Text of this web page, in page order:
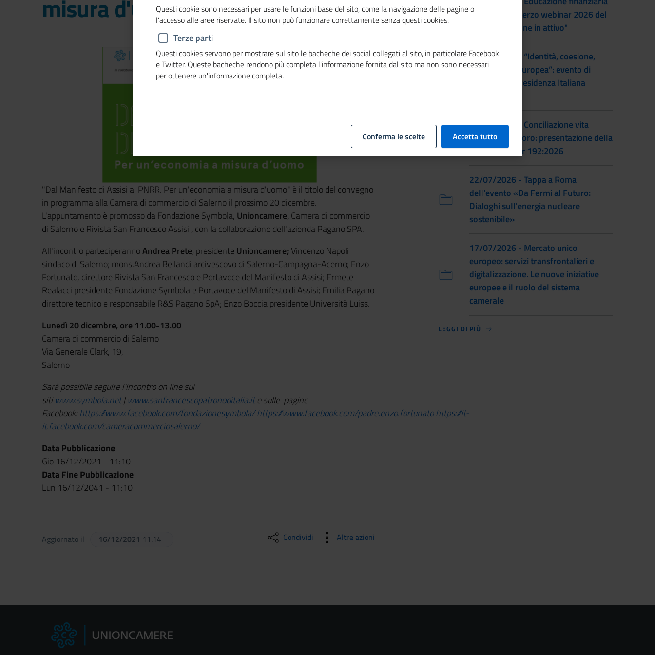
misura d'uomo"
"Dal Manifesto di Assisi al PNRR. Per un'economia a misura d'uomo" è il titolo del convegno
in programma alla Camera di commercio di Salerno il prossimo 20 dicembre.
L'appuntamento è promosso da Fondazione Symbola, Unioncamere, Camera di commercio
di Salerno e Rivista San Francesco Assisi , con la collaborazione dell'azienda Pagano SPA.
All'incontro parteciperannoAndrea Prete, presidente Unioncamere; Vincenzo Napoli
sindaco di Salerno; mons.Andrea Bellandi arcivescovo di Salerno-Campagna-Acerno; Enzo
Fortunato, direttore Rivista San Francesco e Portavoce del Manifesto di Assisi; Ermete
Realacci presidente Fondazione Symbola e Portavoce del Manifesto di Assisi; Emilia Pagano
direttore tecnico e responsabile R&S Pagano SpA; Enzo Boccia presidente Università Luiss.
Lunedì 20 dicembre, ore 11.00-13.00
Camera di commercio di Salerno
Via Generale Clark, 19,
Salerno
Sarà possibile seguire l’incontro on line sui
siti www.symbola.net|www.sanfrancescopatronoditalia.ite sulle pagine
Facebook:https://www.facebook.com/fondazionesymbola/https://www.facebook.com/padre.enzo.fortunatohttps://it-
it.facebook.com/cameracommerciosalerno/
Data Pubblicazione
Gio 16/12/2021 - 11:10
Data Fine Pubblicazione
Lun 16/12/2041 - 11:10
Aggiornato il 16/12/2021 11:14 Condividi Altre azioni
al femminile: terzo webinar 2026 del
progetto "Donne in attivo"
28/07/2026 - “Identità, coesione,
integrazione europea”: evento di
lancio della Presidenza Italiana
22/07/2026 - Conciliazione vita
familiare e lavoro: presentazione della
prassi UNI/Pdr 192:2026
22/07/2026 - Tappa a Roma
dell'evento «Da Fermi al Futuro:
Dialoghi sull'energia nucleare
sostenibile»
17/07/2026 - Mercato unico
europeo: servizi transfrontalieri e
digitalizzazione. Le nuove iniziative
europee e il ruolo del sistema
camerale
LEGGI DI PIÙ
Questi cookie sono necessari per usare le funzioni base del sito, come la navigazione delle pagine o
l'accesso alle aree riservate. Il sito non può funzionare correttamente senza questi cookies.
Terze parti
Questi cookies servono per mostrare sul sito le bacheche dei social collegati al sito, in particolare Facebook
e Twitter. Queste bacheche rendono più completa l'informazione fornita dal sito ma non sono necessari
per ottenere un'informazione completa.
Conferma le scelte Accetta tutto